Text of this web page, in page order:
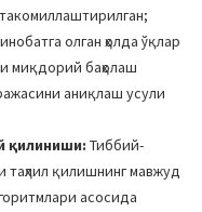
олган ҳолда ўқлар
миқдорий баҳолаш
аниқлаш усули
қилиниши: Тиббий-
қилишнинг мавжуд
асосида